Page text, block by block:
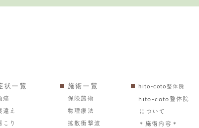
状一覧
痛
違え
こり
施術一覧
保険施術
物理療法
拡散衝撃波
hito-coto整体院
hito-coto整体院
について
＊施術内容＊